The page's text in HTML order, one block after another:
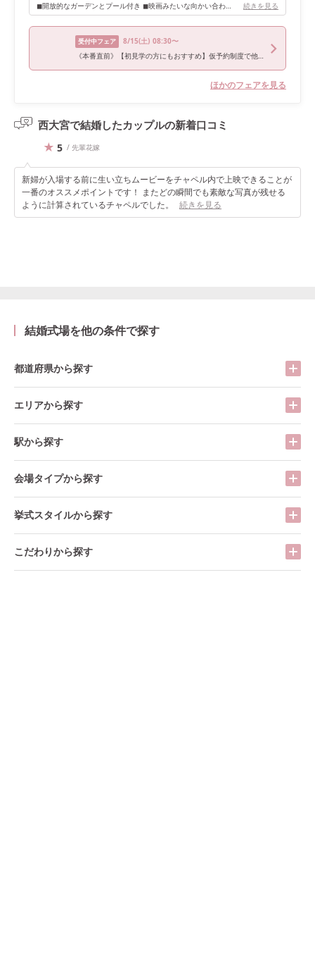
◼︎開放的なガーデンとプール付き ◼︎映画みたいな向かい合わせの階段 ◼︎どんな天気でも明るく見える白を基調とした会場 ◼︎高砂の後ろには長いソファ有り ◼︎レストラン併設だからこそおいしい料理 ◼︎オリジナルドリンクでのおもてなし ◼︎待合ロビーすらおしゃれすぎて、どこを撮ってもフォトジェニックな空間 続きを見る
受付中フェア 8/15(土) 08:30〜
《本番直前》【初見学の方にもおすすめ】仮予約制度で他会場比較
ほかのフェアを見る
西大宮で結婚したカップルの新着口コミ
5 / 先輩花嫁
新婦が入場する前に生い立ちムービーをチャペル内で上映できることが
一番のオススメポイントです！ またどの瞬間でも素敵な写真が残せる
ように計算されているチャペルでした。
続きを見る
結婚式場を他の条件で探す
都道府県から探す
エリアから探す
駅から探す
会場タイプから探す
挙式スタイルから探す
こだわりから探す